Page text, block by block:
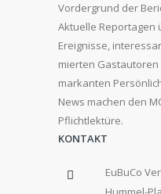
Vordergrund der
Aktuelle
Ereignisse,
mierten
markanten
News machen den
Pflichtlektüre.
KONTAKT
EuBuCo